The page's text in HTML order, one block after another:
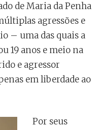
de Maria da Penha
agressões e
– uma das quais a
19 anos e meio na
e agressor
em liberdade ao
Por seus